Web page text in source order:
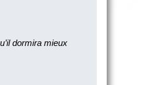
dormira mieux